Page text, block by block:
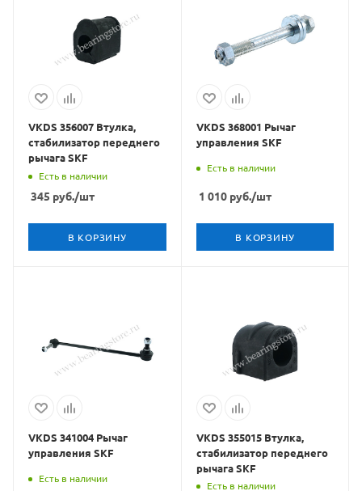
VKDS 356007 Втулка,
стабилизатор переднего
рычага SKF
Есть в наличии
345 руб./шт
В КОРЗИНУ
VKDS 368001 Рычаг
управления SKF
Есть в наличии
1 010руб./шт
В КОРЗИНУ
VKDS 341004 Рычаг
управления SKF
Есть в наличии
VKDS 355015 Втулка,
стабилизатор переднего
рычага SKF
Есть в наличии